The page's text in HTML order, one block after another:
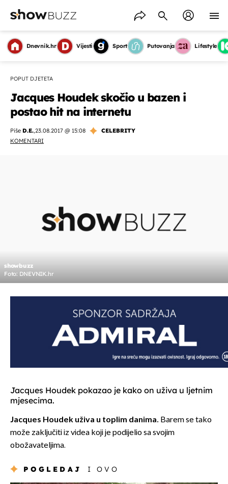
Dnevnik.hr Vijesti Sport Putovanja Lifestyle
POPUT DJETETA
Jacques Houdek skočio u bazen i
postao hit na internetu
Piše D.E.,23.08.2017 @ 15:08
CELEBRITY
KOMENTARI
showbuzz
Foto: DNEVNIK.hr
Jacques Houdek pokazao je kako on uživa u ljetnim
mjesecima.
Jacques Houdek uživa u toplim danima. Barem se tako
može zaključiti iz videa koji je podijelio sa svojim
obožavateljima.
POGLEDAJ I OVO